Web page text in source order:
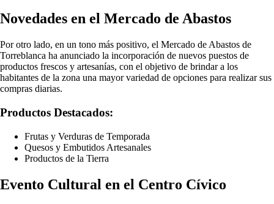
Novedades en el Mercado de Abastos
Por otro lado, en un tono más positivo, el Mercado de Abastos de
Torreblanca ha anunciado la incorporación de nuevos puestos de
productos frescos y artesanías, con el objetivo de brindar a los
habitantes de la zona una mayor variedad de opciones para realizar sus
compras diarias.
Productos Destacados:
Frutas y Verduras de Temporada
Quesos y Embutidos Artesanales
Productos de la Tierra
Evento Cultural en el Centro Cívico